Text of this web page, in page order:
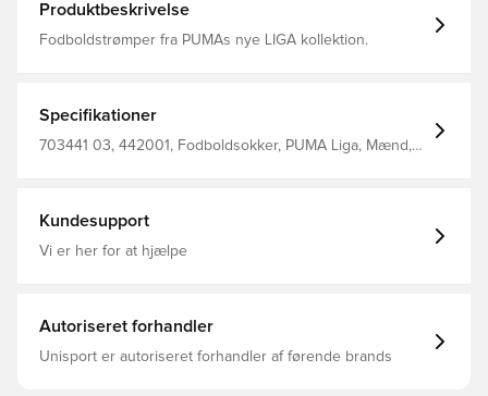
Produktbeskrivelse
Fodboldstrømper fra PUMAs nye LIGA kollektion.
Specifikationer
703441 03, 442001, Fodboldsokker, PUMA Liga, Mænd,
Kundesupport
Vi er her for at hjælpe
Autoriseret forhandler
Unisport er autoriseret forhandler af førende brands